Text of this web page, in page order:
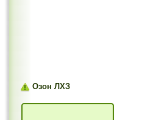
Озон ЛХЗ